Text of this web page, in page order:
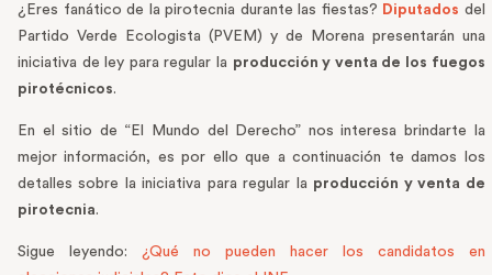
¿Eres fanático de la pirotecnia durante las fiestas? Diputados del
Partido Verde Ecologista (PVEM) y de Morena presentarán una
iniciativa de ley para regular la producción y venta de los fuegos
pirotécnicos.
En el sitio de “El Mundo del Derecho” nos interesa brindarte la
mejor información, es por ello que a continuación te damos los
detalles sobre la iniciativa para regular la producción y venta de
pirotecnia.
Sigue leyendo: ¿Qué no pueden hacer los candidatos en